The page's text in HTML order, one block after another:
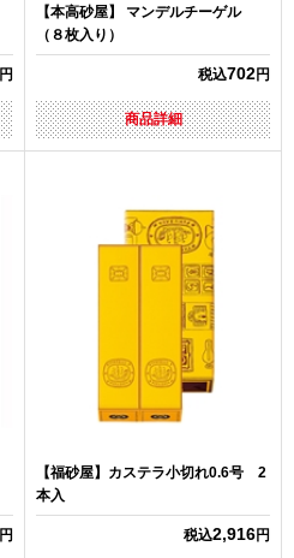
円
【本高砂屋】 マンデルチーゲル
（８枚入り）
税込702円
商品詳細
円
【福砂屋】カステラ小切れ0.6号 2
本入
税込2,916円